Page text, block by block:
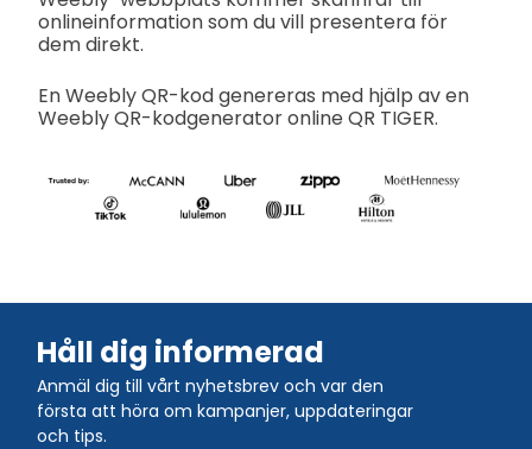
onlineinformation som du vill presentera för
dem direkt.
En Weebly QR-kod genereras med hjälp av en
Weebly QR-kodgenerator online QR TIGER.
Håll dig informerad
Anmäl dig till vårt nyhetsbrev och var den
första att höra om kampanjer, uppdateringar
och tips.